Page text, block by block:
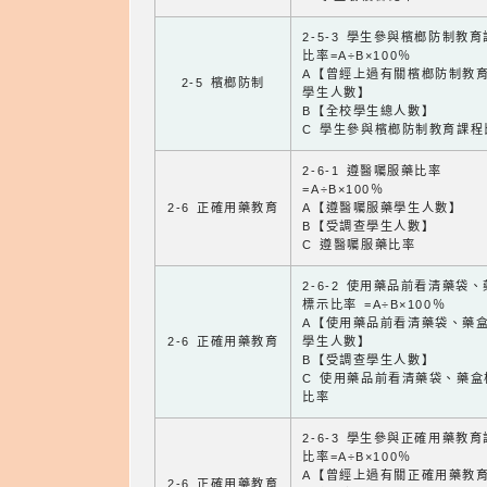
2-5 檳榔防制
2-5-3 學生參與檳榔防制教育
比率=A÷B×100％
A【曾經上過有關檳榔防制教
學生人數】
B【全校學生總人數】
C 學生參與檳榔防制教育課程
2-6 正確用藥教育
2-6-1 遵醫囑服藥比率
=A÷B×100％
A【遵醫囑服藥學生人數】
B【受調查學生人數】
C 遵醫囑服藥比率
2-6 正確用藥教育
2-6-2 使用藥品前看清藥袋、
標示比率 =A÷B×100％
A【使用藥品前看清藥袋、藥
學生人數】
B【受調查學生人數】
C 使用藥品前看清藥袋、藥盒
比率
2-6 正確用藥教育
2-6-3 學生參與正確用藥教育
比率=A÷B×100％
A【曾經上過有關正確用藥教